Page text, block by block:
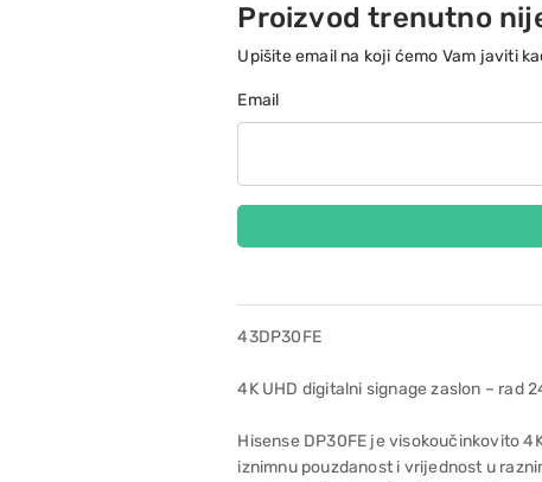
Proizvod trenutno
Upišite email na koji ćemo Vam javiti
Email
43DP30FE
4K UHD digitalni signage zaslon – rad
Hisense DP30FE je visokoučinkovito
iznimnu pouzdanost i vrijednost u